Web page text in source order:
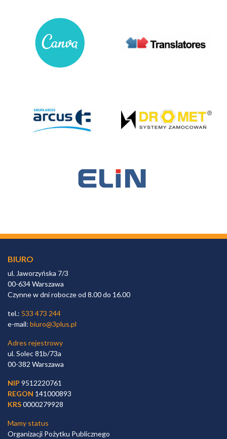
BIURO
ul. Jaworzyńska 7/3
00-634 Warszawa
Czynne w dni robocze od 8.00 do 16.00
tel.: 533 473 244
e-mail: biuro@3plus.pl
Adres rejestrowy
ul. Solec 81b/73a
00-382 Warszawa
NIP 9512220761
REGON 141000893
KRS0000279928
Mamy status
Organizacji Pożytku Publicznego